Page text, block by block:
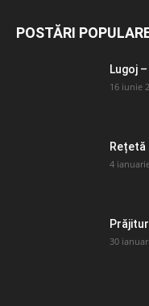
POSTĂRI
Lugoj
16 iunie
Rețetă
4
30